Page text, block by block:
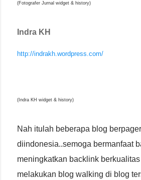
(Fotografer Jurnal widget & history)
Indra KH
http://indrakh.wordpress.com/
(Indra KH widget & history)
Nah itulah beberapa blog
diindonesia..semoga bermanfaat
meningkatkan backlink
melakukan blog walking di blog